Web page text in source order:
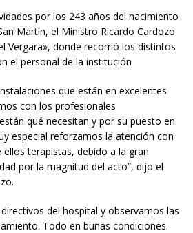
por los 243 años del nacimiento
Martín, el Ministro Ricardo Cardozo
Vergara», donde recorrió los distintos
el personal de la institución
que están en excelentes
con los profesionales
qué necesitan y por su puesto en
especial reforzamos la atención con
terapistas, debido a la gran
por la magnitud del acto”, dijo el
del hospital y observamos las
Todo en bunas condiciones.